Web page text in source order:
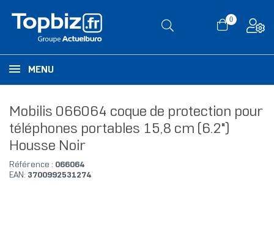
0
MENU
Mobilis 066064 coque de protection pour
téléphones portables 15,8 cm (6.2")
Housse Noir
Référence : 066064
EAN: 3700992531274